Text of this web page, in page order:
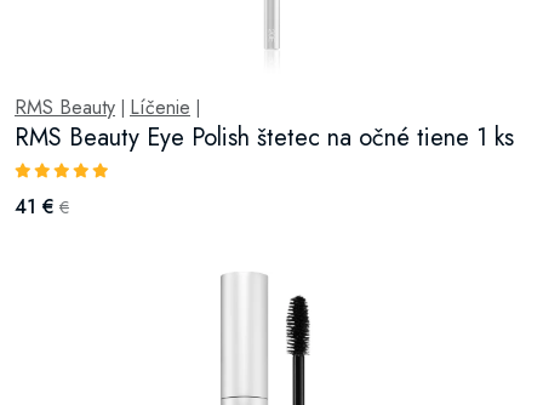
RMS Beauty Líčenie
RMS Beauty Eye Polish štetec na očné tiene 1 ks
41 € €